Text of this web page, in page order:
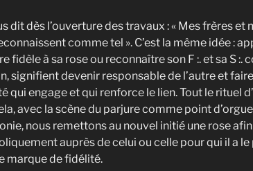
dit dès l’ouverture des travaux : « Mes frères et
comme tel ». C’est la même idée :
fidèle à sa rose ou reconnaître son F :. et sa S :.
signifient devenir responsable de l’autre et
qui engage et qui renforce le lien. Tout le rituel
avec la scène du parjure comme point
nous remettons au nouvel initié une rose afin
auprès de celui ou celle pour qui il a le
marque de fidélité.